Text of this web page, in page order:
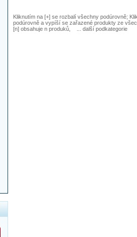
Kliknutím na [+] se rozbalí všechny podúrovně;
podúrovně a vypíší se zařazené produkty ze
[n] obsahuje n produků, ... další podkategorie